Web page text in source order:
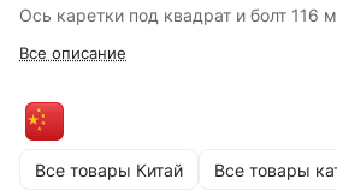
Ось каретки под квадрат и болт 116
Все описание
Все товары Китай Все товары